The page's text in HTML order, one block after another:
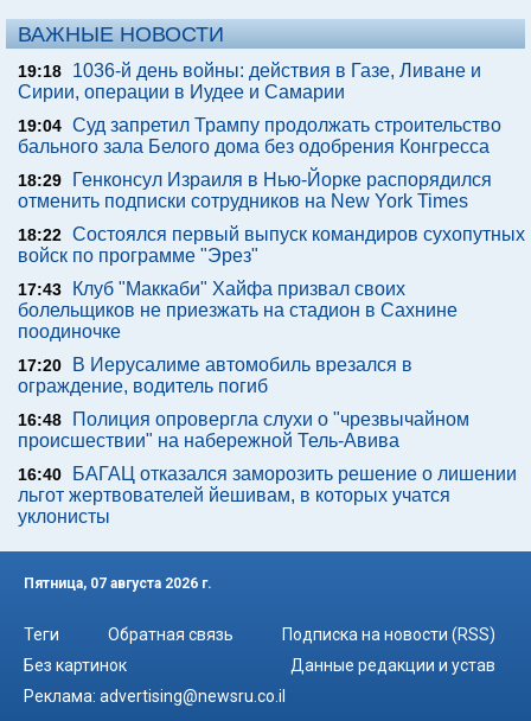
ВАЖНЫЕ НОВОСТИ
19:18
1036-й день войны: действия в Газе, Ливане и
Сирии, операции в Иудее и Самарии
19:04 Суд запретил Трампу продолжать строительство
бального зала Белого дома без одобрения Конгресса
18:29
Генконсул Израиля в Нью-Йорке распорядился
отменить подписки сотрудников на New York Times
18:22 Состоялся первый выпуск командиров сухопутных
войск по программе "Эрез"
17:43
Клуб "Маккаби" Хайфа призвал своих
болельщиков не приезжать на стадион в Сахнине
поодиночке
17:20
В Иерусалиме автомобиль врезался в
ограждение, водитель погиб
16:48
Полиция опровергла слухи о "чрезвычайном
происшествии" на набережной Тель-Авива
16:40
БАГАЦ отказался заморозить решение о лишении
льгот жертвователей йешивам, в которых учатся
уклонисты
Пятница, 07 августа 2026 г.
Теги Обратная связь
Подписка на новости (RSS)
Без картинок
Данные редакции и устав
Реклама: advertising@newsru.co.il